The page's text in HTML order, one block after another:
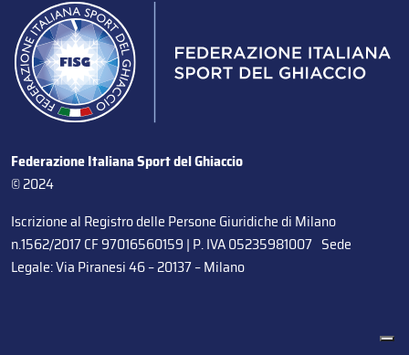
Federazione Italiana Sport del Ghiaccio
© 2024
Iscrizione al Registro delle Persone Giuridiche di Milano
n.1562/2017 CF 97016560159 | P. IVA 05235981007 Sede
Legale: Via Piranesi 46 – 20137 – Milano